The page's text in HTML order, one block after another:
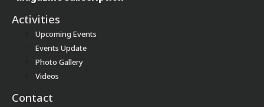
Activities
Upcoming Events
Events Update
Photo Gallery
Videos
Contact